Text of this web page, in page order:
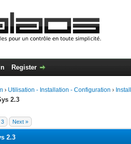
Register
› Utilisation - Installation - Configuration ›
2.3
3 Next »
2.3